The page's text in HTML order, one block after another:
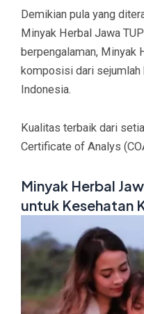
Demikian pula yang
Minyak Herbal Jawa
berpengalaman, Minyak
komposisi dari sejumlah
Indonesia.
Kualitas terbaik dari
Certificate of Analys
Minyak Herbal
untuk Kesehatan